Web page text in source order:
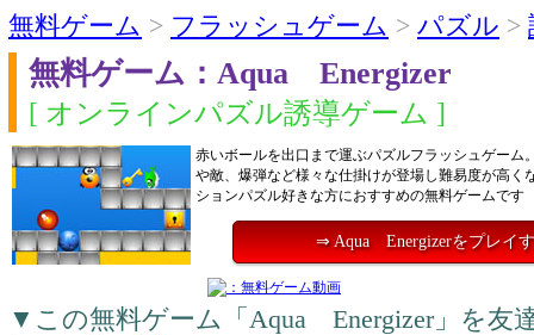
無料ゲーム > フラッシュゲーム > パズル >
無料ゲーム：Aqua Energizer
[ オンラインパズル誘導ゲーム ]
赤いボールを出口まで運ぶパズルフラッシュゲーム
や敵、爆弾など様々な仕掛けが登場し難易度が高く
ションパズル好きな方におすすめの無料ゲームです
⇒ Aqua Energizerをプレイ
▼この無料ゲーム「Aqua Energizer」を友